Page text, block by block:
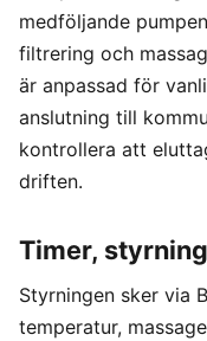
medföljande
filtrering och
är anpassad för
anslutning till
kontrollera att
driften.
Timer,
Styrningen sker via
temperatur,